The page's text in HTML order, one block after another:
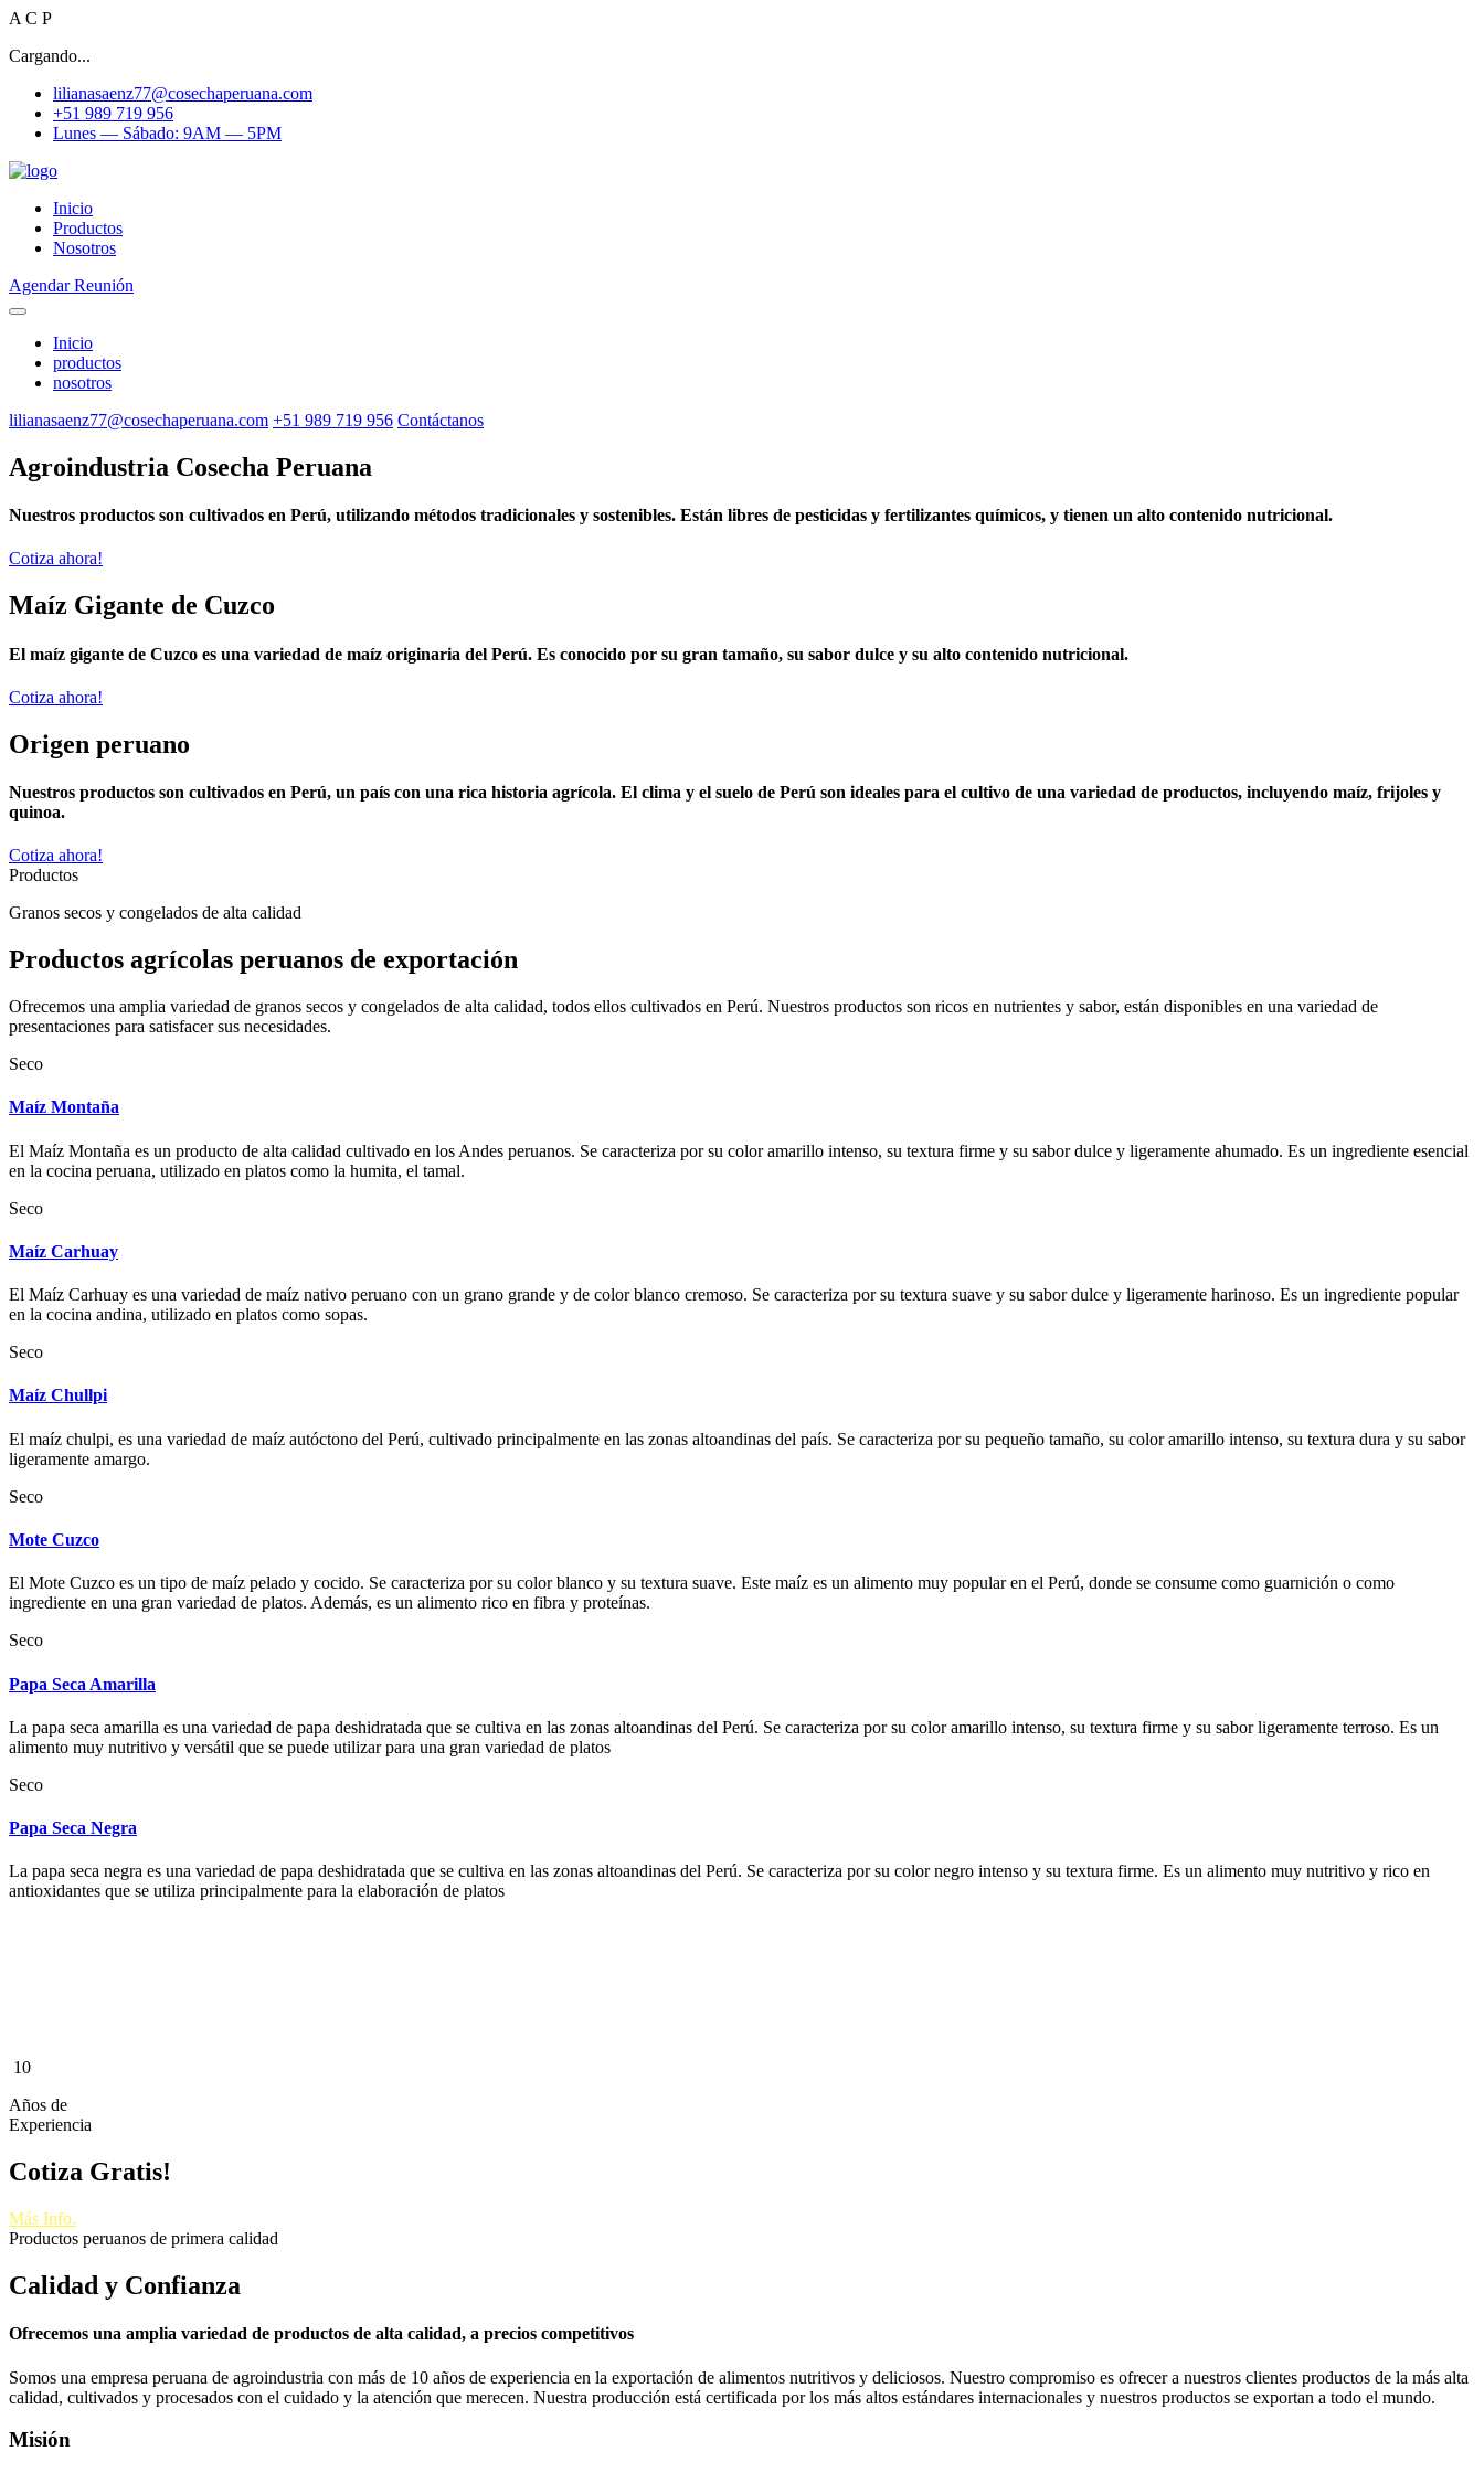
A C P
Cargando...
lilianasaenz77@cosechaperuana.com
+51 989 719 956
Lunes — Sábado: 9AM — 5PM
Inicio
Productos
Nosotros
Agendar Reunión
Inicio
productos
nosotros
lilianasaenz77@cosechaperuana.com +51 989 719 956 Contáctanos
Agroindustria Cosecha Peruana
Nuestros productos son cultivados en Perú, utilizando métodos tradicionales y sostenibles. Están libres de pesticidas y fertilizantes químicos, y tienen un alto contenido nutricional.
Cotiza ahora!
Maíz Gigante de Cuzco
El maíz gigante de Cuzco es una variedad de maíz originaria del Perú. Es conocido por su gran tamaño, su sabor dulce y su alto contenido nutricional.
Cotiza ahora!
Origen peruano
Nuestros productos son cultivados en Perú, un país con una rica historia agrícola. El clima y el suelo de Perú son ideales para el cultivo de una variedad de productos, incluyendo maíz, frijoles y
quinoa.
Cotiza ahora!
Productos
Granos secos y congelados de alta calidad
Productos agrícolas peruanos de exportación
Ofrecemos una amplia variedad de granos secos y congelados de alta calidad, todos ellos cultivados en Perú. Nuestros productos son ricos en nutrientes y sabor, están disponibles en una variedad de
presentaciones para satisfacer sus necesidades.
Seco
Maíz Montaña
El Maíz Montaña es un producto de alta calidad cultivado en los Andes peruanos. Se caracteriza por su color amarillo intenso, su textura firme y su sabor dulce y ligeramente ahumado. Es un ingrediente esencial
en la cocina peruana, utilizado en platos como la humita, el tamal.
Seco
Maíz Carhuay
El Maíz Carhuay es una variedad de maíz nativo peruano con un grano grande y de color blanco cremoso. Se caracteriza por su textura suave y su sabor dulce y ligeramente harinoso. Es un ingrediente popular
en la cocina andina, utilizado en platos como sopas.
Seco
Maíz Chullpi
El maíz chulpi, es una variedad de maíz autóctono del Perú, cultivado principalmente en las zonas altoandinas del país. Se caracteriza por su pequeño tamaño, su color amarillo intenso, su textura dura y su sabor
ligeramente amargo.
Seco
Mote Cuzco
El Mote Cuzco es un tipo de maíz pelado y cocido. Se caracteriza por su color blanco y su textura suave. Este maíz es un alimento muy popular en el Perú, donde se consume como guarnición o como
ingrediente en una gran variedad de platos. Además, es un alimento rico en fibra y proteínas.
Seco
Papa Seca Amarilla
La papa seca amarilla es una variedad de papa deshidratada que se cultiva en las zonas altoandinas del Perú. Se caracteriza por su color amarillo intenso, su textura firme y su sabor ligeramente terroso. Es un
alimento muy nutritivo y versátil que se puede utilizar para una gran variedad de platos
Seco
Papa Seca Negra
La papa seca negra es una variedad de papa deshidratada que se cultiva en las zonas altoandinas del Perú. Se caracteriza por su color negro intenso y su textura firme. Es un alimento muy nutritivo y rico en
antioxidantes que se utiliza principalmente para la elaboración de platos
10
Años de
Experiencia
Cotiza Gratis!
Más Info.
Productos peruanos de primera calidad
Calidad y Confianza
Ofrecemos una amplia variedad de productos de alta calidad, a precios competitivos
Somos una empresa peruana de agroindustria con más de 10 años de experiencia en la exportación de alimentos nutritivos y deliciosos. Nuestro compromiso es ofrecer a nuestros clientes productos de la más alta
calidad, cultivados y procesados con el cuidado y la atención que merecen. Nuestra producción está certificada por los más altos estándares internacionales y nuestros productos se exportan a todo el mundo.
Misión